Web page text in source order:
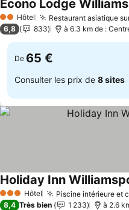
2 Étoiles
Hôtel Restaurant asiatique
Econo Lodge
6,8 833 à 6.3 km de :
De 65 €
Consulter les prix de 8 sites
3 ÉtoilesHôtel Piscine intérieure et
Holiday Inn
8,4 Très bien 1 233 à 2.6